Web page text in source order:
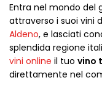
Entra nel mondo del
attraverso i suoi vini
Aldeno, e lasciati
splendida regione
vini online il tuo vino
direttamente nel